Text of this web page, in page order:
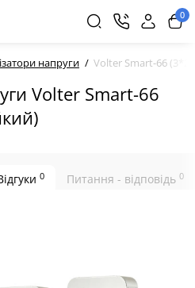
0
напруги Volter Smart-66
Volter Smart-66
0 Питання - відповідь 0